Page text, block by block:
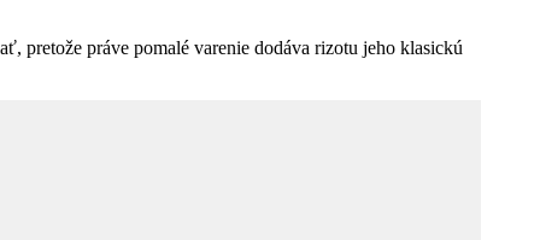
pretože práve pomalé varenie dodáva rizotu jeho klasickú